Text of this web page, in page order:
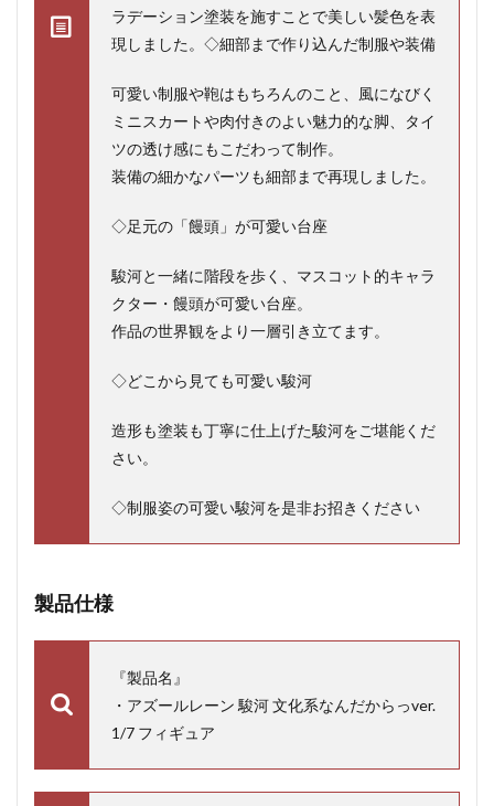
ラデーション塗装を施すことで美しい髪色を表
現しました。◇細部まで作り込んだ制服や装備
可愛い制服や鞄はもちろんのこと、風になびく
ミニスカートや肉付きのよい魅力的な脚、タイ
ツの透け感にもこだわって制作。
装備の細かなパーツも細部まで再現しました。
◇足元の「饅頭」が可愛い台座
駿河と一緒に階段を歩く、マスコット的キャラ
クター・饅頭が可愛い台座。
作品の世界観をより一層引き立てます。
◇どこから見ても可愛い駿河
造形も塗装も丁寧に仕上げた駿河をご堪能くだ
さい。
◇制服姿の可愛い駿河を是非お招きください
製品仕様
『製品名』
・アズールレーン 駿河 文化系なんだからっver.
1/7 フィギュア